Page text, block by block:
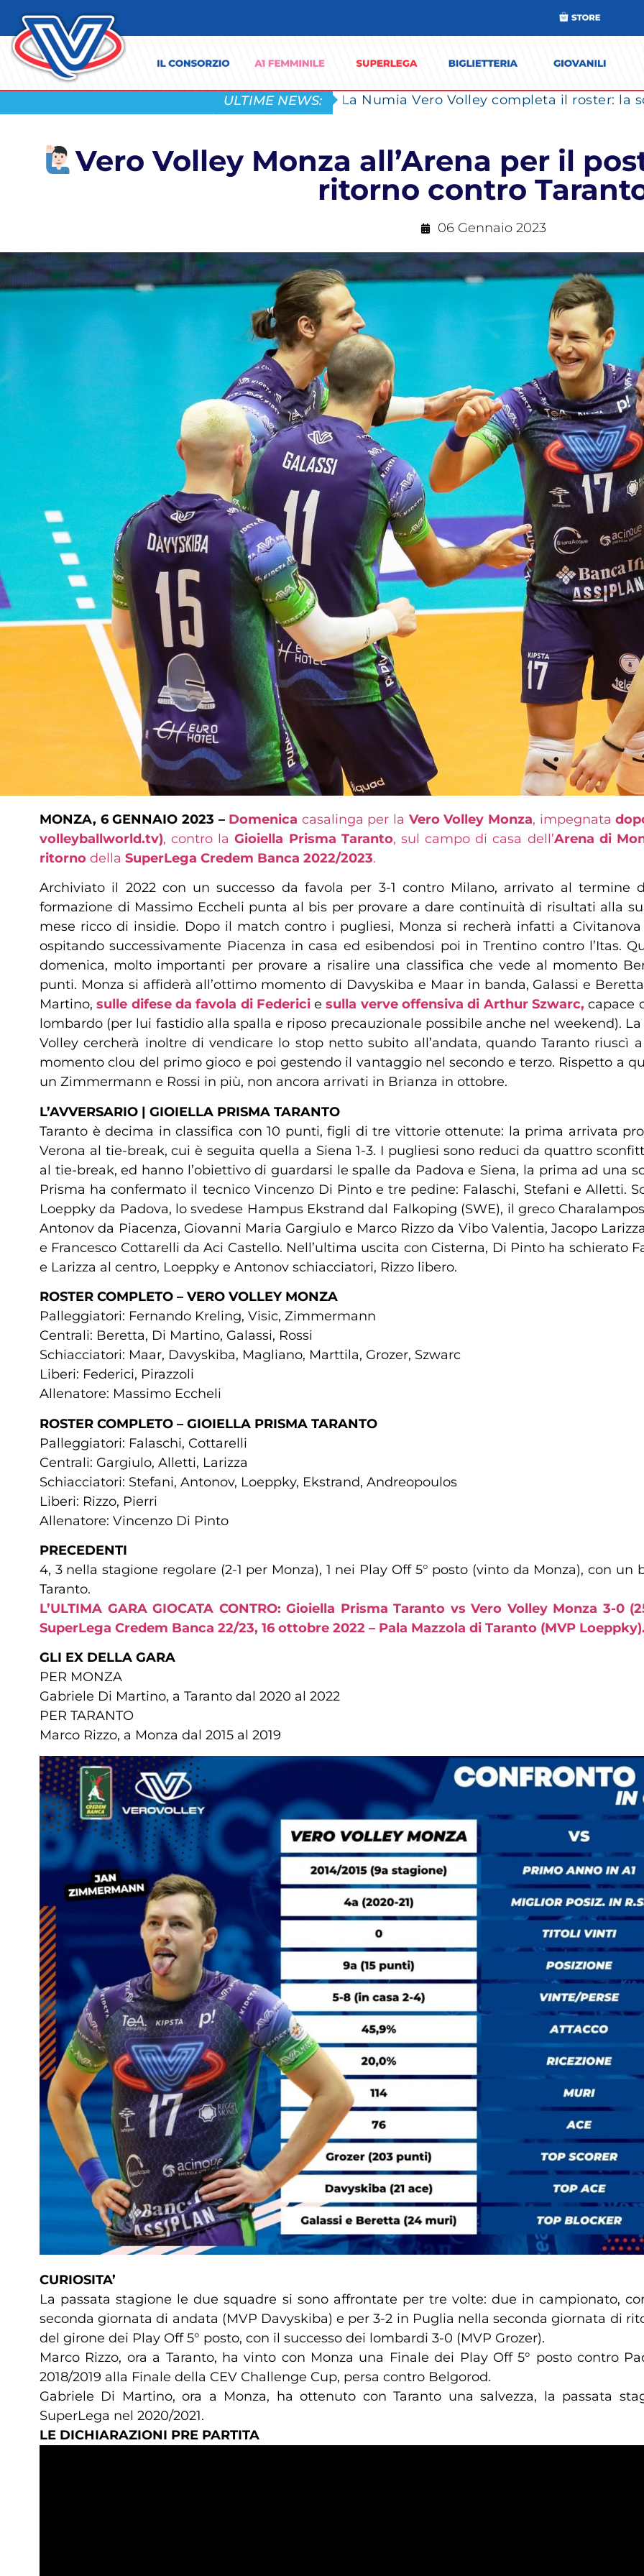
ULTIME NEWS:
Vero Volley Monza all’Arena per il
ritorno contro
06 Gennaio 2023
MONZA, 6 GENNAIO 2023 – Domenica casalinga per la Vero Volley Monza, impegnata
volleyballworld.tv), contro laGioiella Prisma Taranto, sul campo di casa dell’Arena di
ritorno della SuperLega Credem Banca 2022/2023.
Archiviato il 2022 con un successo da favola per 3-1 contro Milano, arrivato al termine
formazione di Massimo Eccheli punta al bis per provare a dare continuità di risultati alla
mese ricco di insidie. Dopo il match contro i pugliesi, Monza si recherà infatti a
ospitando successivamente Piacenza in casa ed esibendosi poi in Trentino contro l’Itas.
domenica, molto importanti per provare a risalire una classifica che vede al momento
punti. Monza si affiderà all’ottimo momento di Davyskiba e Maar in banda, Galassi e
Martino,sulle difese da favola di Federici esulla verve offensiva di Arthur Szwarc, capace
lombardo (per lui fastidio alla spalla e riposo precauzionale possibile anche nel weekend).
Volley cercherà inoltre di vendicare lo stop netto subito all’andata, quando Taranto riuscì
momento clou del primo gioco e poi gestendo il vantaggio nel secondo e terzo. Rispetto a
un Zimmermann e Rossi in più, non ancora arrivati in Brianza in ottobre.
L’AVVERSARIO | GIOIELLA PRISMA TARANTO
Taranto è decima in classifica con 10 punti, figli di tre vittorie ottenute: la prima arrivata
Verona al tie-break, cui è seguita quella a Siena 1-3. I pugliesi sono reduci da quattro
al tie-break, ed hanno l’obiettivo di guardarsi le spalle da Padova e Siena, la prima ad una
Prisma ha confermato il tecnico Vincenzo Di Pinto e tre pedine: Falaschi, Stefani e Alletti.
Loeppky da Padova, lo svedese Hampus Ekstrand dal Falkoping (SWE), il greco
Antonov da Piacenza, Giovanni Maria Gargiulo e Marco Rizzo da Vibo Valentia, Jacopo
e Francesco Cottarelli da Aci Castello. Nell’ultima uscita con Cisterna, Di Pinto ha schierato
e Larizza al centro, Loeppky e Antonov schiacciatori, Rizzo libero.
ROSTER COMPLETO – VERO VOLLEY MONZA
Palleggiatori: Fernando Kreling, Visic, Zimmermann
Centrali: Beretta, Di Martino, Galassi, Rossi
Schiacciatori: Maar, Davyskiba, Magliano, Marttila, Grozer, Szwarc
Liberi: Federici, Pirazzoli
Allenatore: Massimo Eccheli
ROSTER COMPLETO – GIOIELLA PRISMA TARANTO
Palleggiatori: Falaschi, Cottarelli
Centrali: Gargiulo, Alletti, Larizza
Schiacciatori: Stefani, Antonov, Loeppky, Ekstrand, Andreopoulos
Liberi: Rizzo, Pierri
Allenatore: Vincenzo Di Pinto
PRECEDENTI
4, 3 nella stagione regolare (2-1 per Monza), 1 nei Play Off 5° posto (vinto da Monza), con
Taranto.
L’ULTIMA GARA GIOCATA CONTRO: Gioiella Prisma Taranto vs Vero Volley Monza 3-0
SuperLega Credem Banca 22/23, 16 ottobre 2022 – Pala Mazzola di Taranto (MVP
GLI EX DELLA GARA
PER MONZA
Gabriele Di Martino, a Taranto dal 2020 al 2022
PER TARANTO
Marco Rizzo, a Monza dal 2015 al 2019
CURIOSITA’
La passata stagione le due squadre si sono affrontate per tre volte: due in campionato,
seconda giornata di andata (MVP Davyskiba) e per 3-2 in Puglia nella seconda giornata di
del girone dei Play Off 5° posto, con il successo dei lombardi 3-0 (MVP Grozer).
Marco Rizzo, ora a Taranto, ha vinto con Monza una Finale dei Play Off 5° posto contro
2018/2019 alla Finale della CEV Challenge Cup, persa contro Belgorod.
Gabriele Di Martino, ora a Monza, ha ottenuto con Taranto una salvezza, la passata
SuperLega nel 2020/2021.
LE DICHIARAZIONI PRE PARTITA